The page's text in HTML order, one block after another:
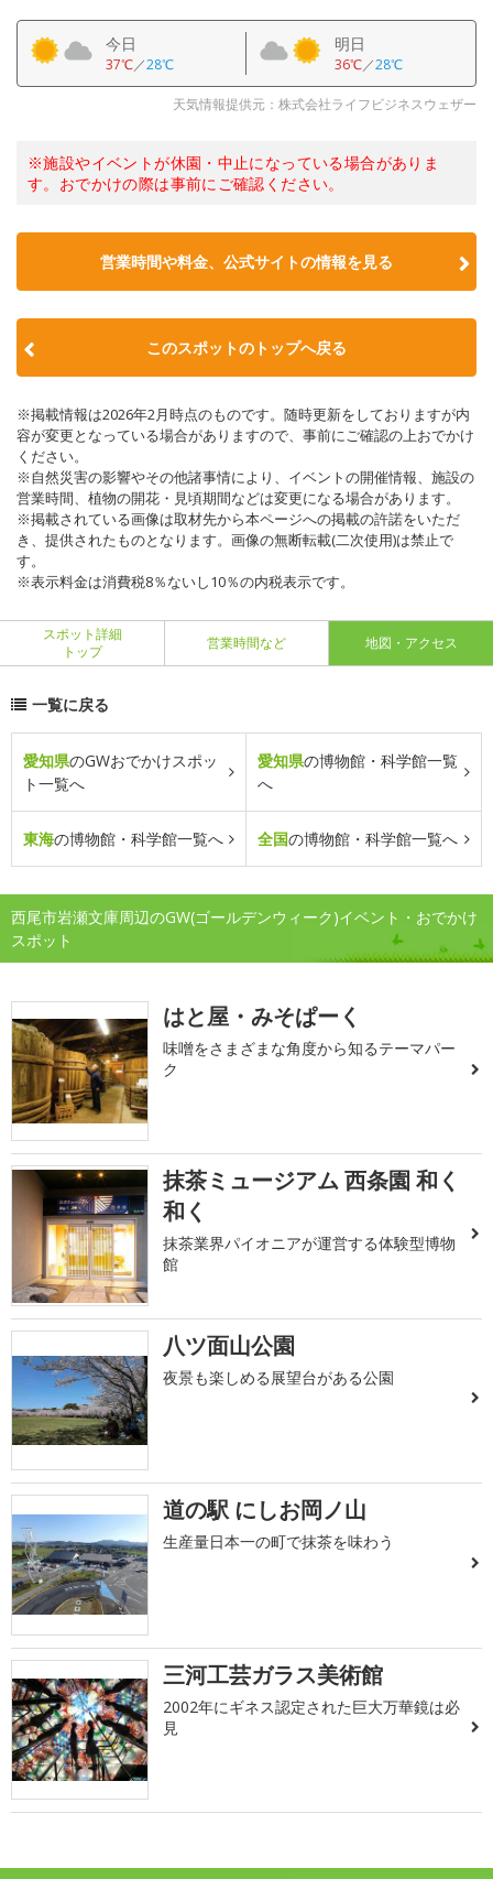
今日
37℃／28℃
明日
36℃／28℃
天気情報提供元：株式会社ライフビジネスウェザー
※施設やイベントが休園・中止になっている場合がありま
す。おでかけの際は事前にご確認ください。
営業時間や料金、公式サイトの情報を見る
このスポットのトップへ戻る
※掲載情報は2026年2月時点のものです。随時更新をしておりますが内
容が変更となっている場合がありますので、事前にご確認の上おでかけ
ください。
※自然災害の影響やその他諸事情により、イベントの開催情報、施設の
営業時間、植物の開花・見頃期間などは変更になる場合があります。
※掲載されている画像は取材先から本ページへの掲載の許諾をいただ
き、提供されたものとなります。画像の無断転載(二次使用)は禁止で
す。
※表示料金は消費税8％ないし10％の内税表示です。
スポット詳細
トップ
営業時間など 地図・アクセス
一覧に戻る
愛知県のGWおでかけスポッ
ト一覧へ
愛知県の博物館・科学館一覧
へ
東海の博物館・科学館一覧へ 全国の博物館・科学館一覧へ
西尾市岩瀬文庫周辺のGW(ゴールデンウィーク)イベント・おでかけ
スポット
はと屋・みそぱーく
味噌をさまざまな角度から知るテーマパー
ク
抹茶ミュージアム 西条園 和く
和く
抹茶業界パイオニアが運営する体験型博物
館
八ツ面山公園
夜景も楽しめる展望台がある公園
道の駅 にしお岡ノ山
生産量日本一の町で抹茶を味わう
三河工芸ガラス美術館
2002年にギネス認定された巨大万華鏡は必
見